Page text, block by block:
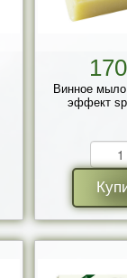
170
Винное
эффект